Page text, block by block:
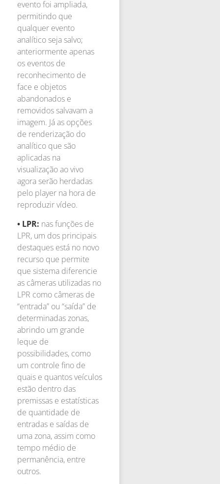
evento foi ampliada,
permitindo que
qualquer evento
analítico seja salvo;
anteriormente apenas
os eventos de
reconhecimento de
face e objetos
abandonados e
removidos salvavam a
imagem. Já as opções
de renderização do
analítico que são
aplicadas na
visualização ao vivo
agora serão herdadas
pelo player na hora de
reproduzir vídeo.
• LPR: nas funções de
LPR, um dos principais
destaques está no novo
recurso que permite
que sistema diferencie
as câmeras utilizadas no
LPR como câmeras de
“entrada” ou “saída” de
determinadas zonas,
abrindo um grande
leque de
possibilidades, como
um controle fino de
quais e quantos veículos
estão dentro das
premissas e estatísticas
de quantidade de
entradas e saídas de
uma zona, assim como
tempo médio de
permanência, entre
outros.